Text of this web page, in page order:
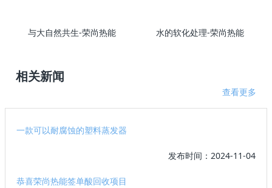
与大自然共生-荣尚热能 水的软化处理-荣尚热能
相关新闻
查看更多
一款可以耐腐蚀的塑料蒸发器
发布时间：2024-11-04
恭喜荣尚热能签单酸回收项目